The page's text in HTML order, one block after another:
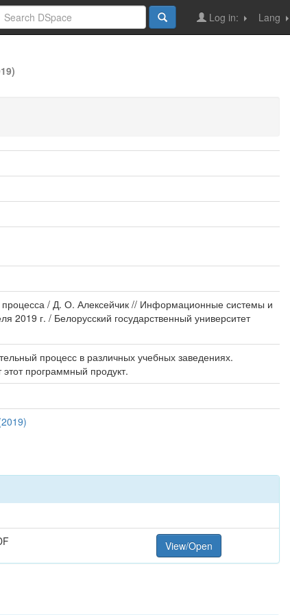
Lang
Log in:
/ Д. О. Алексейчик // Информационные системы и
2019 г. / Белорусский государственный университет
процесс в различных учебных заведениях.
программный продукт.
View/Open